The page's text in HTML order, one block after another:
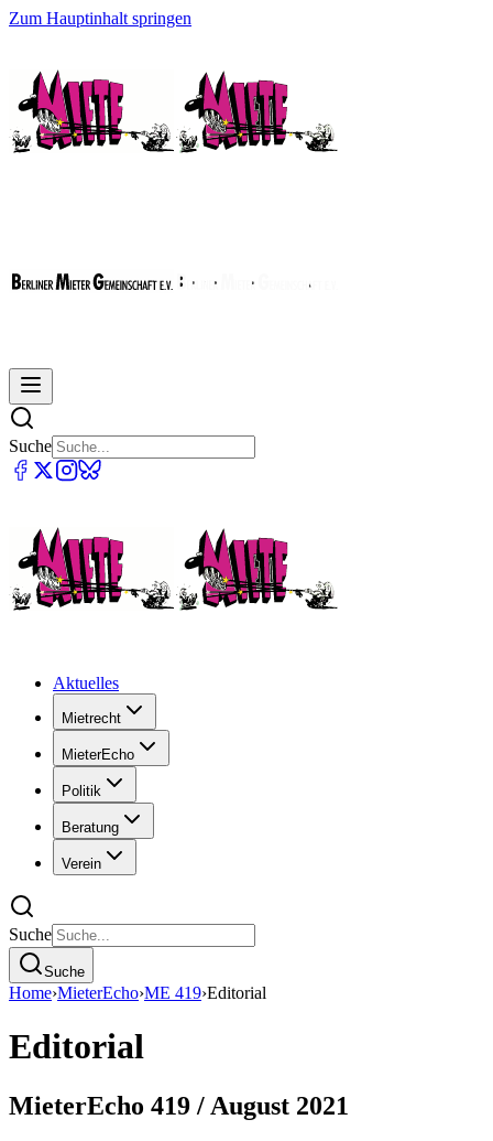
Zum Hauptinhalt springen
Suche
Aktuelles
Mietrecht
MieterEcho
Politik
Beratung
Verein
Suche
Suche
Home›MieterEcho›ME 419›Editorial
Editorial
MieterEcho 419 / August 2021